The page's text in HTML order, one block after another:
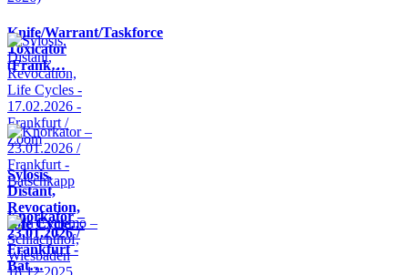
Knife/Warrant/Taskforce
Toxicator
(Frank…
Sylosis,
Distant,
Revocation,
Life Cycle…
Knorkator –
23.01.2026 /
Frankfurt -
Bat…